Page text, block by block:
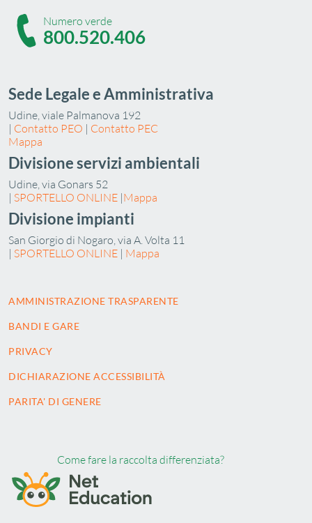
Numero verde
800.520.406
Sede Legale e Amministrativa
Udine, viale Palmanova 192
| Contatto PEO | Contatto PEC
Mappa
Divisione servizi ambientali
Udine, via Gonars 52
| SPORTELLO ONLINE |Mappa
Divisione impianti
San Giorgio di Nogaro, via A. Volta 11
| SPORTELLO ONLINE | Mappa
AMMINISTRAZIONE TRASPARENTE
BANDI E GARE
PRIVACY
DICHIARAZIONE ACCESSIBILITÀ
PARITA' DI GENERE
Come fare la raccolta differenziata?